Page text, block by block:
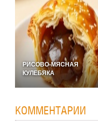
РИСОВО-МЯСНАЯ
КУЛЕБЯКА
КОММЕНТАРИИ